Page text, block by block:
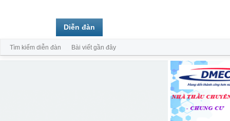
Diễn đàn
Tìm kiếm diễn đàn Bài viết gần đây